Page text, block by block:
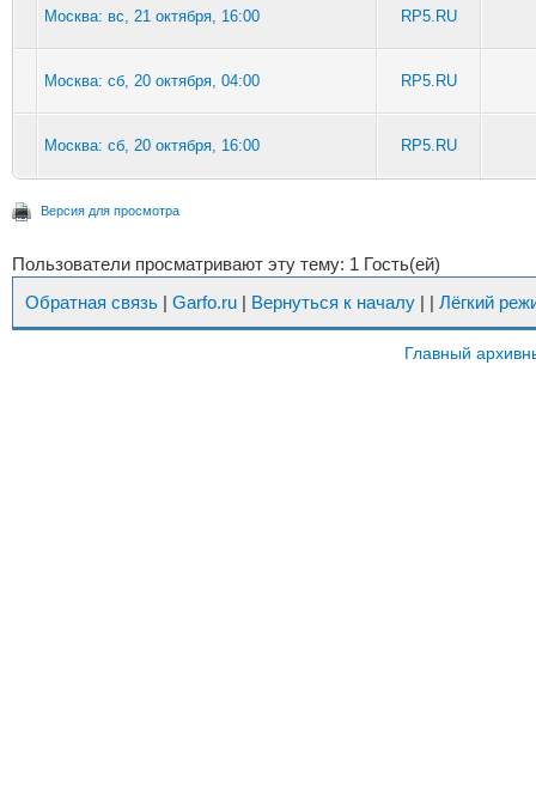
Москва: вс, 21 октября, 16:00 RP5.RU
Москва: сб, 20 октября, 04:00 RP5.RU
Москва: сб, 20 октября, 16:00 RP5.RU
Версия для просмотра
Пользователи просматривают эту тему: 1 Гость(ей)
Обратная связь | Garfo.ru | Вернуться к началу | | Лёгкий
Главный